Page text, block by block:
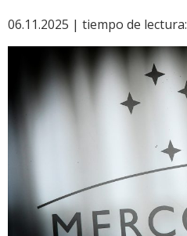
06.11.2025 | tiempo de lectura: